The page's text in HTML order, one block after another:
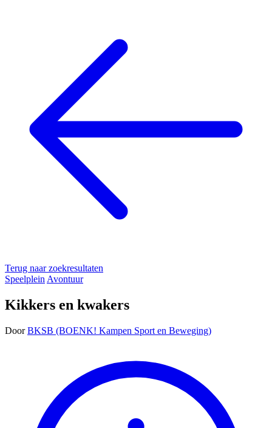
Terug naar zoekresultaten
Speelplein Avontuur
Kikkers en kwakers
Door BKSB (BOENK! Kampen Sport en Beweging)